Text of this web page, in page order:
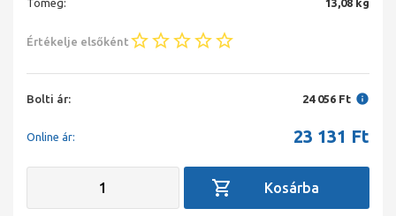
Tömeg:
13,08 kg
Értékelje elsőként
Bolti ár: 24 056 Ft
Online ár: 23 131 Ft